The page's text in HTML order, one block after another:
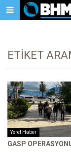
ETIKET
Yerel Haber
GASP